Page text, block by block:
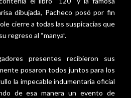
dibujada, Pacheco posó por fin
cierre a todas las suspicacias que
regreso al “manya”.
presentes recibieron sus
posaron todos juntos para los
la impecable indumentaria oficial
de esa manera un evento de